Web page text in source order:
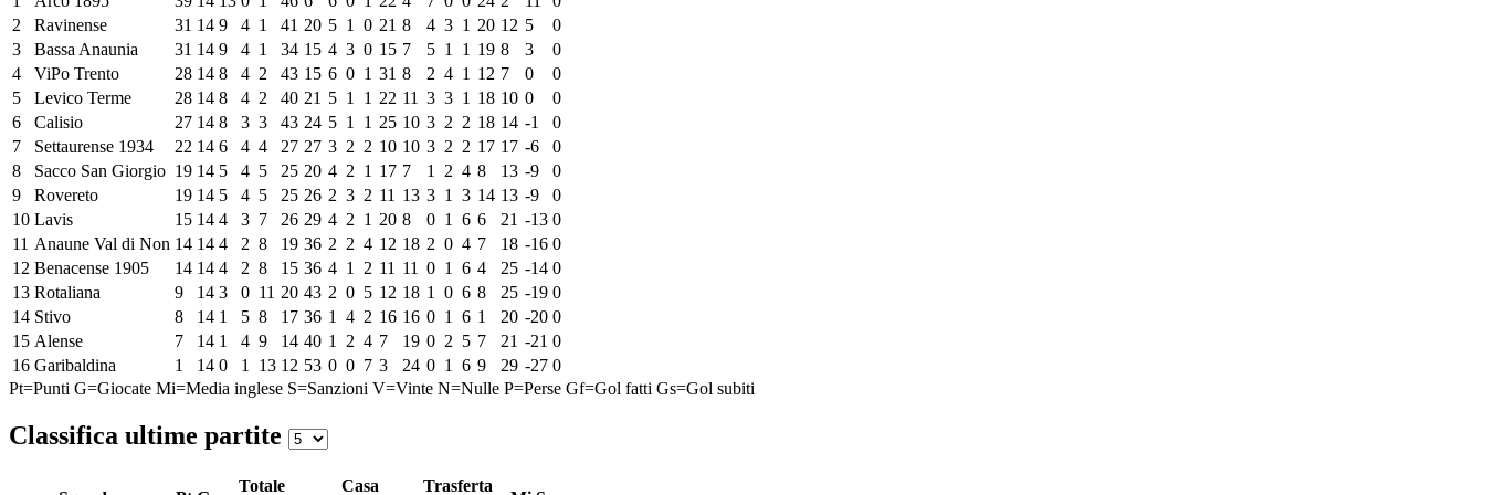
2
Ravinense 31 14 9 4 1 41 20 5 1 0 21 8 4 3 1 20 12 5
0
3
Bassa Anaunia 31 14 9 4 1 34 15 4 3 0 15 7 5 1 1 19 8 3
0
4
ViPo Trento 28 14 8 4 2 43 15 6 0 1 31 8 2 4 1 12 7 0
0
5
Levico Terme 28 14 8 4 2 40 21 5 1 1 22 11 3 3 1 18 10 0
0
6
Calisio 27 14 8 3 3 43 24 5 1 1 25 10 3 2 2 18 14 -1
0
7
Settaurense 1934 22 14 6 4 4 27 27 3 2 2 10 10 3 2 2 17 17 -6
0
8
Sacco San Giorgio 19 14 5 4 5 25 20 4 2 1 17 7 1 2 4 8 13 -9
0
9
Rovereto 19 14 5 4 5 25 26 2 3 2 11 13 3 1 3 14 13 -9
0
10 Lavis 15 14 4 3 7 26 29 4 2 1 20 8 0 1 6 6 21 -13 0
11 Anaune Val di Non 14 14 4 2 8 19 36 2 2 4 12 18 2 0 4 7 18 -16 0
12 Benacense 1905 14 14 4 2 8 15 36 4 1 2 11 11 0 1 6 4 25 -14 0
13 Rotaliana 9 14 3 0 11 20 43 2 0 5 12 18 1 0 6 8 25 -19 0
14 Stivo 8 14 1 5 8 17 36 1 4 2 16 16 0 1 6 1 20 -20 0
15 Alense 7 14 1 4 9 14 40 1 2 4 7 19 0 2 5 7 21 -21 0
16 Garibaldina 1 14 0 1 13 12 53 0 0 7 3 24 0 1 6 9 29 -27 0
Pt=Punti G=Giocate Mi=Media inglese S=Sanzioni V=Vinte N=Nulle P=Perse Gf=Gol fatti Gs=Gol subiti
Classifica ultime partite
Totale Casa Trasferta